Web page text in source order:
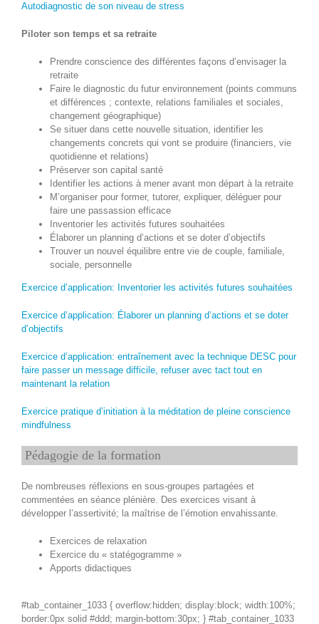
Autodiagnostic de son niveau de stress
Piloter son temps et sa retraite
Prendre conscience des différentes façons d’envisager la
retraite
Faire le diagnostic du futur environnement (points communs
et différences ; contexte, relations familiales et sociales,
changement géographique)
Se situer dans cette nouvelle situation, identifier les
changements concrets qui vont se produire (financiers, vie
quotidienne et relations)
Préserver son capital santé
Identifier les actions à mener avant mon départ à la retraite
M’organiser pour former, tutorer, expliquer, déléguer pour
faire une passassion efficace
Inventorier les activités futures souhaitées
Élaborer un planning d’actions et se doter d’objectifs
Trouver un nouvel équilibre entre vie de couple, familiale,
sociale, personnelle
Exercice d’application: Inventorier les activités futures souhaitées
Exercice d’application: Élaborer un planning d’actions et se doter
d’objectifs
Exercice d’application: entraînement avec la technique DESC pour
faire passer un message difficile, refuser avec tact tout en
maintenant la relation
Exercice pratique d’initiation à la méditation de pleine conscience
mindfulness
Pédagogie de la formation
De nombreuses réflexions en sous-groupes partagées et
commentées en séance plénière. Des exercices visant à
développer l’assertivité; la maîtrise de l’émotion envahissante.
Exercices de relaxation
Exercice du « statégogramme »
Apports didactiques
#tab_container_1033 { overflow:hidden; display:block; width:100%;
border:0px solid #ddd; margin-bottom:30px; } #tab_container_1033